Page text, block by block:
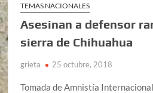
TEMAS NACIONALES
Asesinan a defensor
sierra de Chihuahua
grieta 25 octubre, 2018
Tomada de Amnistía